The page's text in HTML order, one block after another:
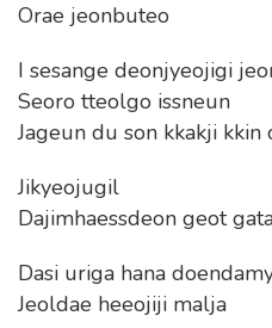
Orae jeonbuteo
I sesange deonjyeojigi
Seoro tteolgo issneun
Jageun du son kkakji kkin
Jikyeojugil
Dajimhaessdeon geot
Dasi uriga hana
Jeoldae heeojiji malja